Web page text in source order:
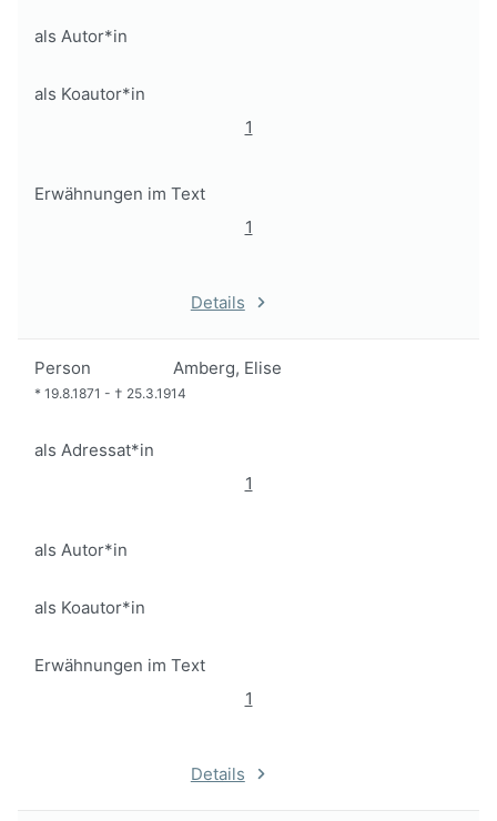
als Autor*in
als Koautor*in
1
Erwähnungen im Text
1
Details
Person Amberg, Elise
* 19.8.1871 - † 25.3.1914
als Adressat*in
1
als Autor*in
als Koautor*in
Erwähnungen im Text
1
Details